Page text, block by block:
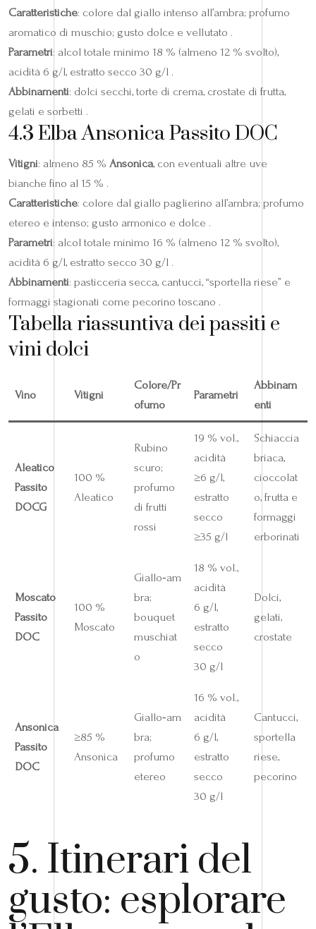
Caratteristiche: colore dal giallo intenso all’ambra; profumo
aromatico di muschio; gusto dolce e vellutato .
Parametri: alcol totale minimo 18 % (almeno 12 % svolto),
acidità 6 g/l, estratto secco 30 g/l .
Abbinamenti: dolci secchi, torte di crema, crostate di frutta,
gelati e sorbetti .
4.3 Elba Ansonica Passito DOC
Vitigni: almeno 85 % Ansonica, con eventuali altre uve
bianche fino al 15 % .
Caratteristiche: colore dal giallo paglierino all’ambra; profumo
etereo e intenso; gusto armonico e dolce .
Parametri: alcol totale minimo 16 % (almeno 12 % svolto),
acidità 6 g/l, estratto secco 30 g/l .
Abbinamenti: pasticceria secca, cantucci, “sportella riese” e
formaggi stagionati come pecorino toscano .
Tabella riassuntiva dei passiti e
vini dolci
Vino Vitigni
Colore/Pr
ofumo
Parametri
Abbinam
enti
Aleatico
Passito
DOCG
100 %
Aleatico
Rubino
scuro;
profumo
di frutti
rossi
19 % vol.,
acidità
≥6 g/l,
estratto
secco
≥35 g/l
Schiaccia
briaca,
cioccolat
o, frutta e
formaggi
erborinati
Moscato
Passito
DOC
100 %
Moscato
Giallo‑am
bra;
bouquet
muschiat
o
18 % vol.,
acidità
6 g/l,
estratto
secco
30 g/l
Dolci,
gelati,
crostate
Ansonica
Passito
DOC
≥85 %
Ansonica
Giallo‑am
bra;
profumo
etereo
16 % vol.,
acidità
6 g/l,
estratto
secco
30 g/l
Cantucci,
sportella
riese,
pecorino
5. Itinerari del
gusto: esplorare